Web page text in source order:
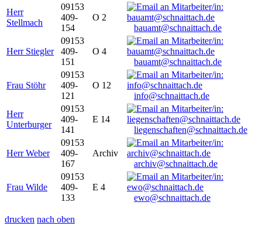
Herr
Stellmach
09153
409-
154
O 2
bauamt@schnaittach.de
Herr Stiegler
09153
409-
151
O 4
bauamt@schnaittach.de
Frau Stöhr
09153
409-
121
O 12
info@schnaittach.de
Herr
Unterburger
09153
409-
141
E 14
liegenschaften@schnaittach.de
Herr Weber
09153
409-
167
Archiv
archiv@schnaittach.de
Frau Wilde
09153
409-
133
E 4
ewo@schnaittach.de
drucken nach oben